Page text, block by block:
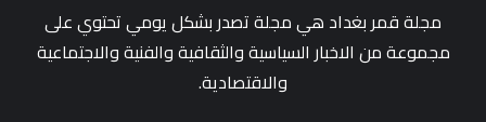
مجلة قمر بغداد هي مجلة تصدر بشكل يومي تحتوي على
مجموعة من الاخبار السياسية والثقافية والفنية والاجتماعية
والاقتصادية.